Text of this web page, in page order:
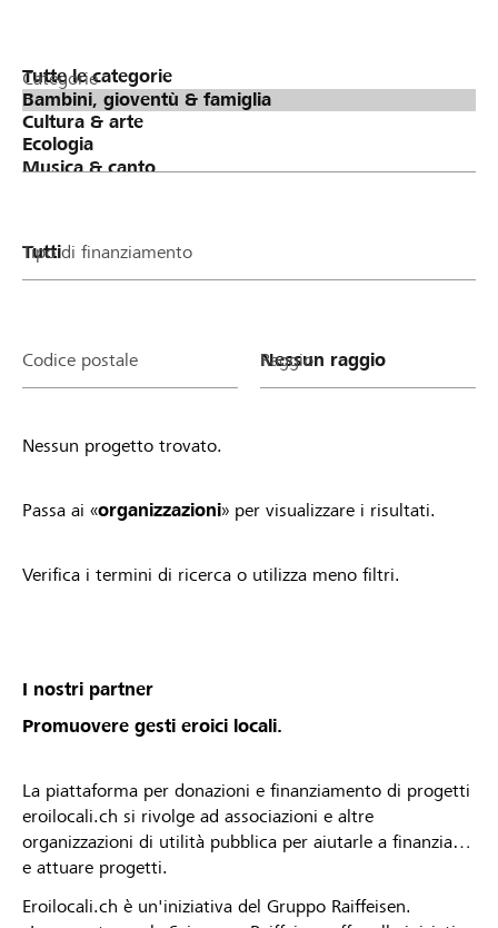
Categorie
Tipo di finanziamento
Codice postale Raggio
Nessun progetto trovato.
Passa ai «organizzazioni» per visualizzare i risultati.
Verifica i termini di ricerca o utilizza meno filtri.
I nostri partner
Promuovere gesti eroici locali.
La piattaforma per donazioni e finanziamento di progetti
eroilocali.ch si rivolge ad associazioni e altre
organizzazioni di utilità pubblica per aiutarle a finanziare
e attuare progetti.
Eroilocali.ch è un'iniziativa del Gruppo Raiffeisen.